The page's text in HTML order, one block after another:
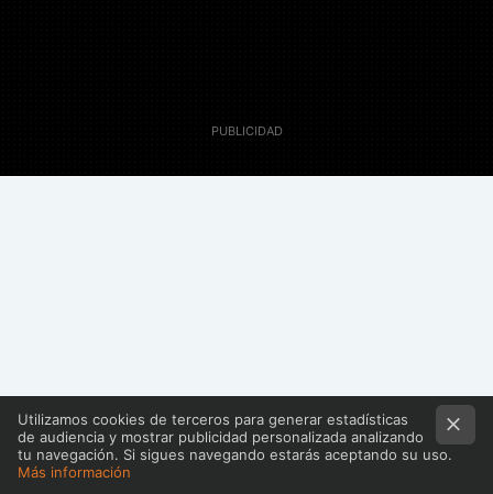
Maria Victoria Rodríguez
Utilizamos cookies de terceros para generar estadísticas
de audiencia y mostrar publicidad personalizada analizando
tu navegación. Si sigues navegando estarás aceptando su uso.
Más información